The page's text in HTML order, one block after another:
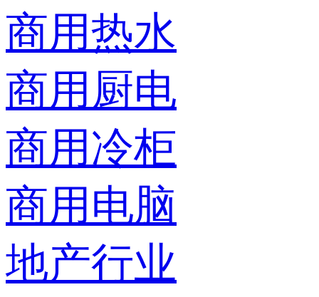
商用热水
商用厨电
商用冷柜
商用电脑
地产行业